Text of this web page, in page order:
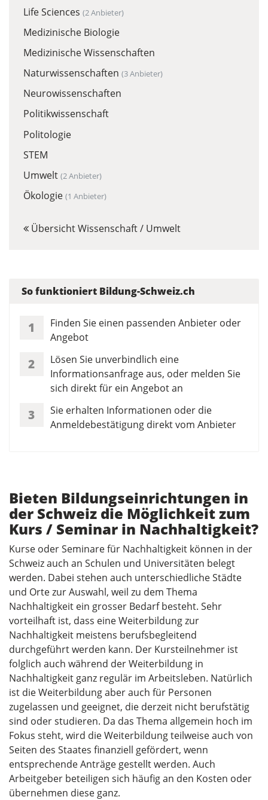
Life Sciences (2 Anbieter)
Medizinische Biologie
Medizinische Wissenschaften
Naturwissenschaften (3 Anbieter)
Neurowissenschaften
Politikwissenschaft
Politologie
STEM
Umwelt (2 Anbieter)
Ökologie (1 Anbieter)
Übersicht Wissenschaft / Umwelt
Bieten Bildungseinrichtungen in
der Schweiz die Möglichkeit zum
Kurs / Seminar in Nachhaltigkeit?
Kurse oder Seminare für Nachhaltigkeit können in der
Schweiz auch an Schulen und Universitäten belegt
werden. Dabei stehen auch unterschiedliche Städte
und Orte zur Auswahl, weil zu dem Thema
Nachhaltigkeit ein grosser Bedarf besteht. Sehr
vorteilhaft ist, dass eine Weiterbildung zur
Nachhaltigkeit meistens berufsbegleitend
durchgeführt werden kann. Der Kursteilnehmer ist
folglich auch während der Weiterbildung in
Nachhaltigkeit ganz regulär im Arbeitsleben. Natürlich
ist die Weiterbildung aber auch für Personen
zugelassen und geeignet, die derzeit nicht berufstätig
sind oder studieren. Da das Thema allgemein hoch im
Fokus steht, wird die Weiterbildung teilweise auch von
Seiten des Staates finanziell gefördert, wenn
entsprechende Anträge gestellt werden. Auch
Arbeitgeber beteiligen sich häufig an den Kosten oder
übernehmen diese ganz.
So funktioniert Bildung-Schweiz.ch
1
Finden Sie einen passenden Anbieter oder
Angebot
2
Lösen Sie unverbindlich eine
Informationsanfrage aus, oder melden Sie
sich direkt für ein Angebot an
3
Sie erhalten Informationen oder die
Anmeldebestätigung direkt vom Anbieter